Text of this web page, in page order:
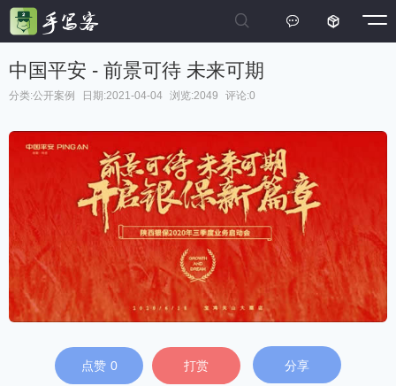
 

中国平安 - 前景可待 未来可期
分类:公开案例 日期:2021-04-04 浏览:2049 评论:0
点赞 0 打赏 分享